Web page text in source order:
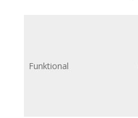
Funktional